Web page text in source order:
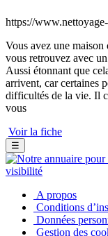
https://
Vous avez une
vous retrouvez avec
Aussi étonnant que
arrivent, car certaines
difficultés de la vie. Il
vous
Voir la fiche
☰
A propos
Conditions
Données
Gestion des